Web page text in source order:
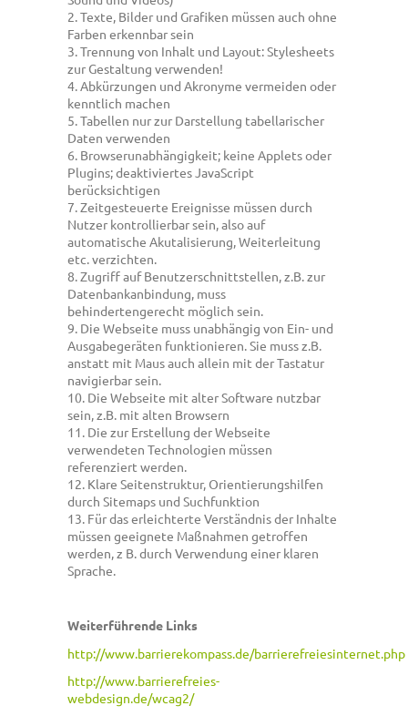
2. Texte, Bilder und Grafiken müssen auch ohne
Farben erkennbar sein
3. Trennung von Inhalt und Layout: Stylesheets
zur Gestaltung verwenden!
4. Abkürzungen und Akronyme vermeiden oder
kenntlich machen
5. Tabellen nur zur Darstellung tabellarischer
Daten verwenden
6. Browserunabhängigkeit; keine Applets oder
Plugins; deaktiviertes JavaScript
berücksichtigen
7. Zeitgesteuerte Ereignisse müssen durch
Nutzer kontrollierbar sein, also auf
automatische Akutalisierung, Weiterleitung
etc. verzichten.
8. Zugriff auf Benutzerschnittstellen, z.B. zur
Datenbankanbindung, muss
behindertengerecht möglich sein.
9. Die Webseite muss unabhängig von Ein- und
Ausgabegeräten funktionieren. Sie muss z.B.
anstatt mit Maus auch allein mit der Tastatur
navigierbar sein.
10. Die Webseite mit alter Software nutzbar
sein, z.B. mit alten Browsern
11. Die zur Erstellung der Webseite
verwendeten Technologien müssen
referenziert werden.
12. Klare Seitenstruktur, Orientierungshilfen
durch Sitemaps und Suchfunktion
13. Für das erleichterte Verständnis der Inhalte
müssen geeignete Maßnahmen getroffen
werden, z B. durch Verwendung einer klaren
Sprache.
Weiterführende Links
http://www.barrierekompass.de/barrierefreiesinternet.php
http://www.barrierefreies-
webdesign.de/wcag2/